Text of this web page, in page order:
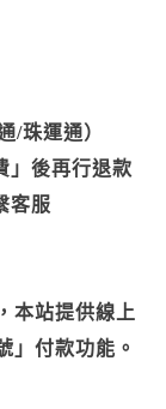
/珠運通）
」後再行退款
客服
本站提供線上
」付款功能。